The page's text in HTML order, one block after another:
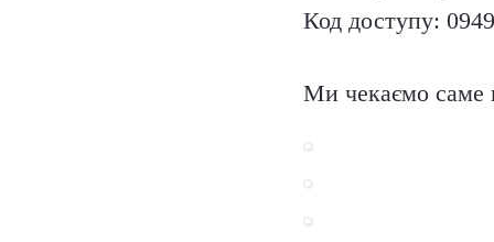
Код доступу:
Ми чекаємо